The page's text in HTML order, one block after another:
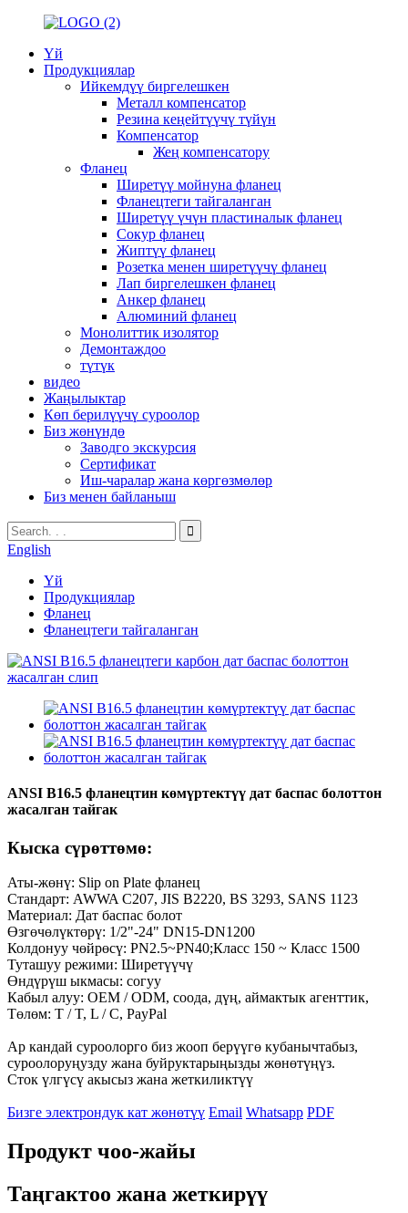
Үй
Продукциялар
Ийкемдүү биргелешкен
Металл компенсатор
Резина кеңейтүүчү түйүн
Компенсатор
Жең компенсатору
Фланец
Ширетүү мойнуна фланец
Фланецтеги тайгаланган
Ширетүү үчүн пластиналык фланец
Сокур фланец
Жиптүү фланец
Розетка менен ширетүүчү фланец
Лап биргелешкен фланец
Анкер фланец
Алюминий фланец
Монолиттик изолятор
Демонтаждоо
түтүк
видео
Жаңылыктар
Көп берилүүчү суроолор
Биз жөнүндө
Заводго экскурсия
Сертификат
Иш-чаралар жана көргөзмөлөр
Биз менен байланыш
English
Үй
Продукциялар
Фланец
Фланецтеги тайгаланган
ANSI B16.5 фланецтин көмүртектүү дат баспас болоттон
жасалган тайгак
Кыска сүрөттөмө:
Аты-жөнү: Slip on Plate фланец
Стандарт: AWWA C207, JIS B2220, BS 3293, SANS 1123
Материал: Дат баспас болот
Өзгөчөлүктөрү: 1/2"-24" DN15-DN1200
Колдонуу чөйрөсү: PN2.5~PN40;Класс 150 ~ Класс 1500
Туташуу режими: Ширетүүчү
Өндүрүш ыкмасы: согуу
Кабыл алуу: OEM / ODM, соода, дүң, аймактык агенттик,
Төлөм: T / T, L / C, PayPal
Ар кандай суроолорго биз жооп берүүгө кубанычтабыз,
суроолоруңузду жана буйруктарыңызды жөнөтүңүз.
Сток үлгүсү акысыз жана жеткиликтүү
Бизге электрондук кат жөнөтүү Email Whatsapp PDF
Продукт чоо-жайы
Таңгактоо жана жеткирүү